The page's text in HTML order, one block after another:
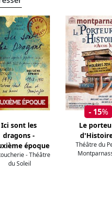
Ici sont les
dragons -
époque
- Théâtre
du Soleil
- 15%
Le
Théâtre du